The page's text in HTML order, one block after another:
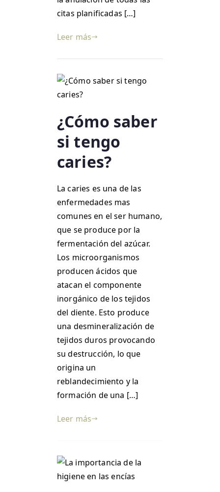
citas planificadas […]
Leer más
¿Cómo saber
si tengo
caries?
La caries es una de las
enfermedades mas
comunes en el ser humano,
que se produce por la
fermentación del azúcar.
Los microorganismos
producen ácidos que
atacan el componente
inorgánico de los tejidos
del diente. Esto produce
una desmineralización de
tejidos duros provocando
su destrucción, lo que
origina un
reblandecimiento y la
formación de una […]
Leer más